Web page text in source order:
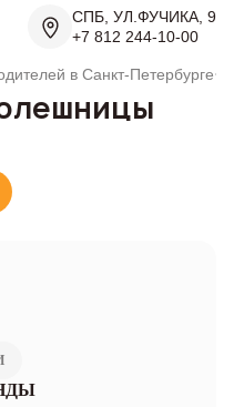
СПБ, УЛ.ФУЧИКА, 9
+7 812 244-10-00
в Санкт-Петербурге